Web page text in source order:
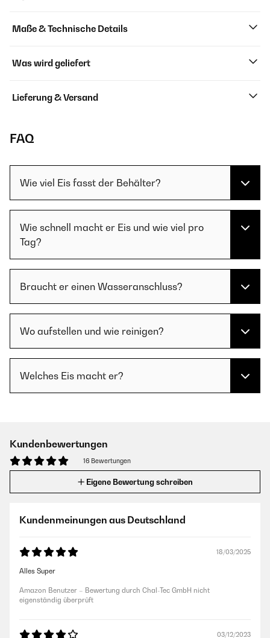
Maße & Technische Details
Was wird geliefert
Lieferung & Versand
FAQ
Wie viel Eis fasst der Behälter?
Wie schnell macht er Eis und wie viel pro
Tag?
Braucht er einen Wasseranschluss?
Wo aufstellen und wie reinigen?
Welches Eis macht er?
Kundenbewertungen
16 Bewertungen
Eigene Bewertung schreiben
Kundenmeinungen aus Deutschland
18/03/2025
Alles Super
Amazon Benutzer – Bewertung durch Chal-Tec GmbH nicht
eigenständig überprüft
03/12/2023